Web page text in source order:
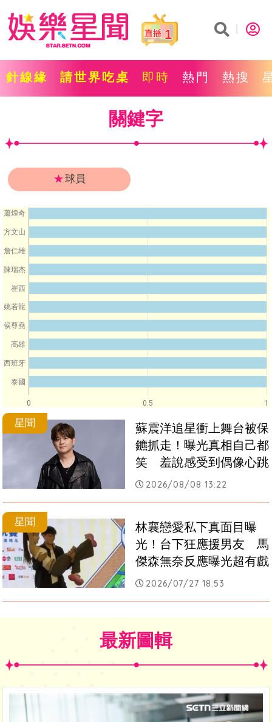
1
針線緣 請世界吃桌 即時 熱門 熱搜
關鍵字
★球員
0 0.5 1
蕭煌奇
方文山
詹仁雄
陳瑞杰
崔西
姚若龍
侯尊堯
高雄
西班牙
泰國
星聞
蘇震洋追星衝上舞台被保
鑣抓走！曝光真相自己都
笑　羞說感受到偶像心跳
2026/08/08 13:22
星聞
林襄戀愛私下真面目曝
光！台下狂應援男友　馬
傑森無奈反應曝光超有戲
2026/07/27 18:53
最新圖輯